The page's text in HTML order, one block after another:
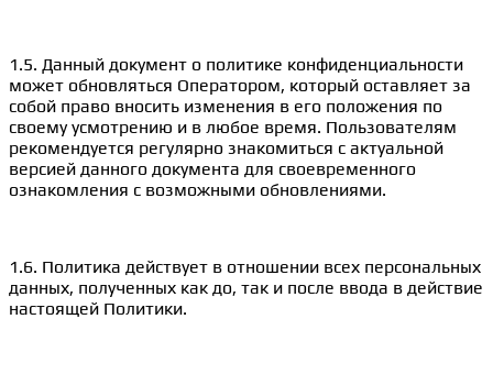
1.5. Данный документ о политике конфиденциальности
может обновляться Оператором, который оставляет за
собой право вносить изменения в его положения по
своему усмотрению и в любое время. Пользователям
рекомендуется регулярно знакомиться с актуальной
версией данного документа для своевременного
ознакомления с возможными обновлениями.
1.6. Политика действует в отношении всех персональных
данных, полученных как до, так и после ввода в действие
настоящей Политики.